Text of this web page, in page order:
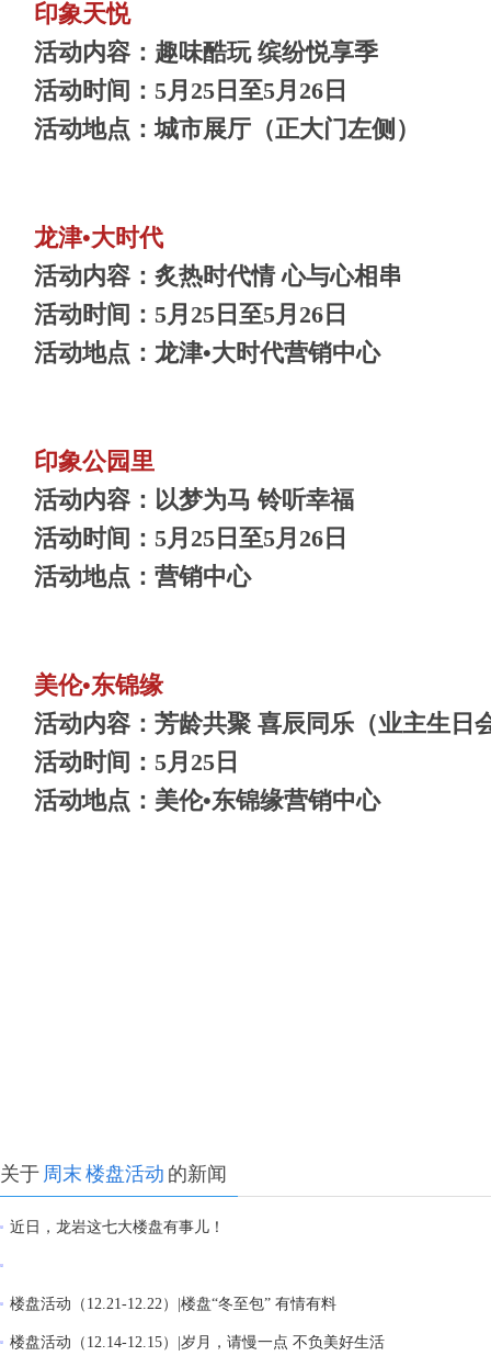
印象天悦
活动内容：趣味酷玩 缤纷悦享季
活动时间：5月25日至5月26日
活动地点：城市展厅（正大门左侧）
龙津•大时代
活动内容：炙热时代情 心与心相串
活动时间：5月25日至5月26日
活动地点：龙津•大时代营销中心
印象公园里
活动内容：以梦为马 铃听幸福
活动时间：5月25日至5月26日
活动地点：营销中心
美伦•东锦缘
活动内容：芳龄共聚 喜辰同乐（业主生日
活动时间：5月25日
活动地点：美伦•东锦缘营销中心
关于 周末 楼盘活动 的新闻
近日，龙岩这七大楼盘有事儿！
楼盘活动（12.21-12.22）|楼盘“冬至包” 有情有料
楼盘活动（12.14-12.15）|岁月，请慢一点 不负美好生活